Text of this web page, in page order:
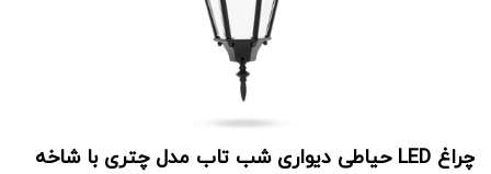
چراغ LED حیاطی دیواری شب تاب مدل چتری با شاخه